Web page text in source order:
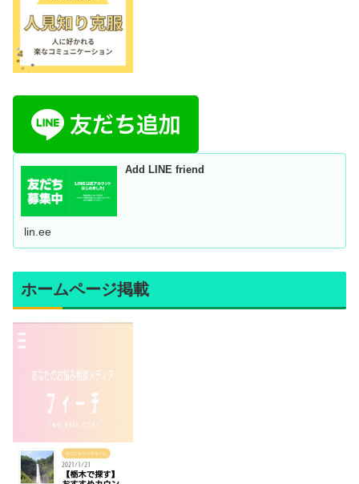
Add LINE friend
lin.ee
ホームページ掲載